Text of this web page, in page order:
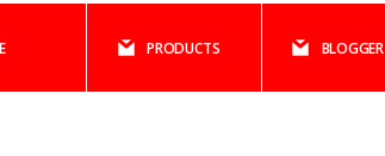
PRODUCTS BLOGGER